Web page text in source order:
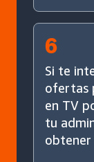
6
Si te
ofertas
en TV
tu
obtener